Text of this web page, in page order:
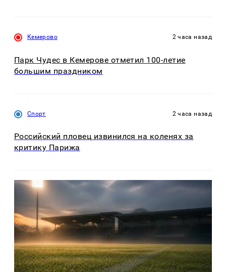
Кемерово 2 часа назад
Парк Чудес в Кемерове отметил 100-летие
большим праздником
Спорт 2 часа назад
Российский пловец извинился на коленях за
критику Парижа